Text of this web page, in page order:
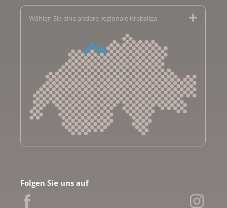
Wählen Sie eine andere regionale Krebsliga
Krebsliga Bern
Krebsliga Freiburg
Folgen Sie uns auf